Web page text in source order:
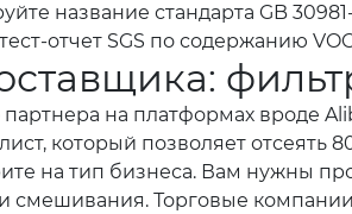
название стандарта GB
отчет SGS по содержанию
на платформах вроде
который позволяет
на тип бизнеса. Вам нужны
смешивания. Торговые